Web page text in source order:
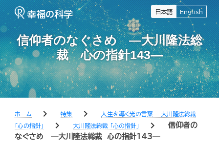
日本語 English
信仰者のなぐさめ ―大川隆法総
裁 心の指針143―
ホーム chevron_right 特集 chevron_right
人生を導く光の言葉― 大川隆法総裁
「心の指針」
chevron_right 大川隆法総裁 「心の指針」 chevron_right
信仰者の
なぐさめ ―大川隆法総裁 心の指針143―